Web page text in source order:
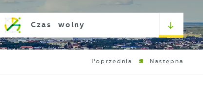
Czas wolny
Poprzednia Następna